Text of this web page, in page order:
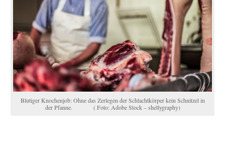
Blutiger Knochenjob: Ohne das Zerlegen der Schlachtkörper kein Schnitzel in
der Pfanne. ( Foto: Adobe Stock – shellygraphy)